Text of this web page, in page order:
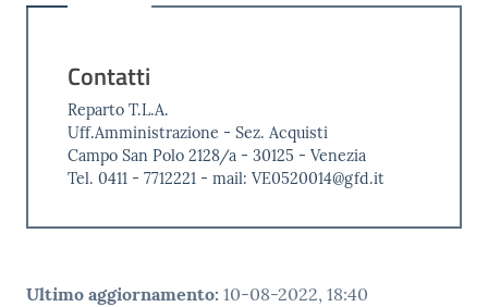
Contatti
Reparto T.L.A.
Uff.Amministrazione - Sez. Acquisti
Campo San Polo 2128/a - 30125 - Venezia
Tel. 0411 - 7712221 - mail: VE0520014@gfd.it
Ultimo aggiornamento: 10-08-2022, 18:40